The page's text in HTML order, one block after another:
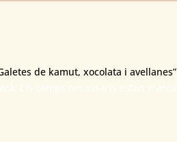
de kamut, xocolata i avellanes”